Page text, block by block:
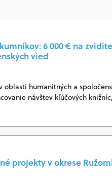
6 000 € na
vied
oblasti humanitných a
návštev kľúčových
projekty v okrese